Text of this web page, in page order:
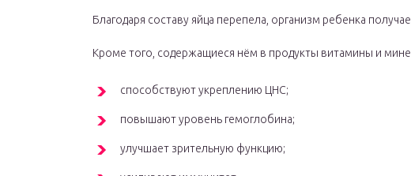
Благодаря составу яйца перепела, организм ребенка
Кроме того, содержащиеся нём в продукты витамины и
способствуют укреплению ЦНС;
повышают уровень гемоглобина;
улучшает зрительную функцию;